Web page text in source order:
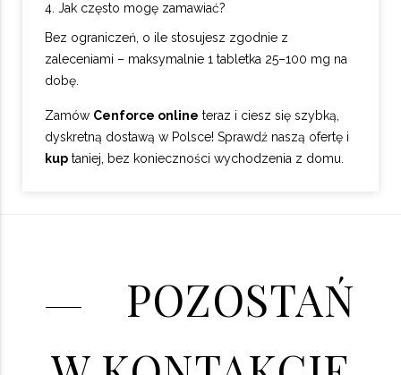
4. Jak często mogę zamawiać?
Bez ograniczeń, o ile stosujesz zgodnie z
zaleceniami – maksymalnie 1 tabletka 25–100 mg na
dobę.
Zamów Cenforce online teraz i ciesz się szybką,
dyskretną dostawą w Polsce! Sprawdź naszą ofertę i
kup taniej, bez konieczności wychodzenia z domu.
POZOSTAŃ